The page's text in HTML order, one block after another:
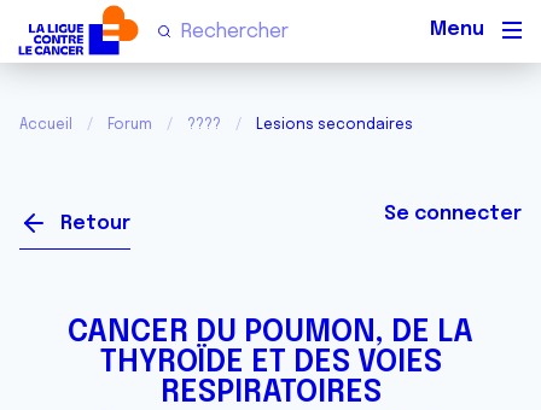
Accueil Forum ???? Lesions secondaires
Retour Se connecter
CANCER DU POUMON, DE LA
THYROÏDE ET DES VOIES
RESPIRATOIRES